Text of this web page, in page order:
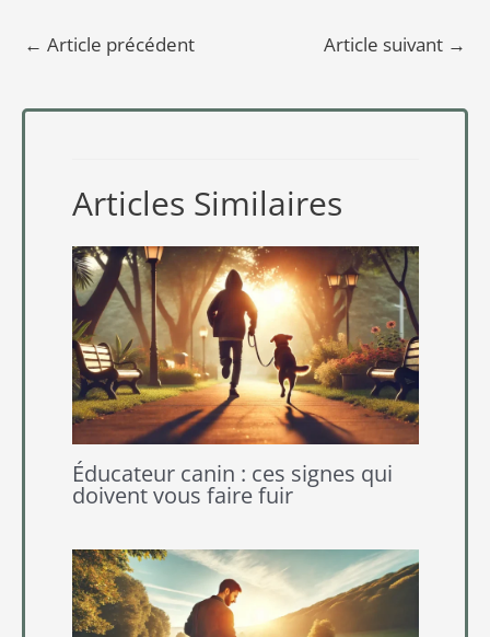
← Article précédent Article suivant →
Articles Similaires
Éducateur canin : ces signes qui
doivent vous faire fuir